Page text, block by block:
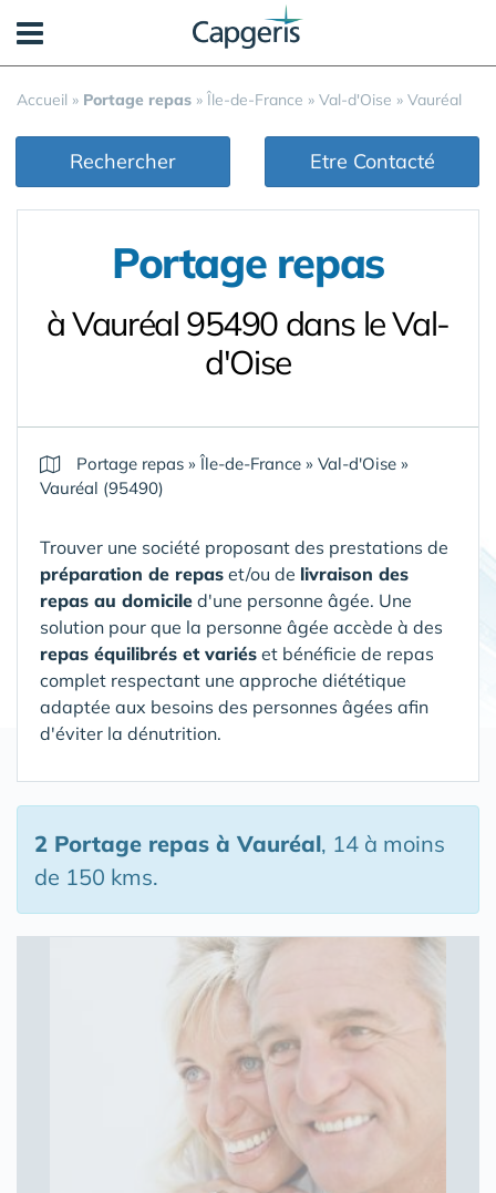
Accueil » Portage repas » Île-de-France » Val-d'Oise » Vauréal
Rechercher Etre Contacté
Portage repas
à Vauréal 95490 dans le Val-
d'Oise
Portage repas »Île-de-France » Val-d'Oise »
Vauréal (95490)
Trouver une société proposant des prestations de
préparation de repas et/ou de livraison des
repas au domicile d'une personne âgée. Une
solution pour que la personne âgée accède à des
repas équilibrés et variés et bénéficie de repas
complet respectant une approche diététique
adaptée aux besoins des personnes âgées afin
d'éviter la dénutrition.
2 Portage repas à Vauréal, 14 à moins
de 150 kms.